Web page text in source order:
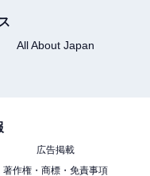
All About Japan
広告掲載
著作権・商標・免責事項